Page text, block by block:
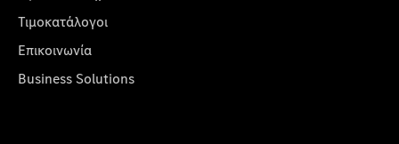
Τιμοκατάλογοι
Επικοινωνία
Business Solutions